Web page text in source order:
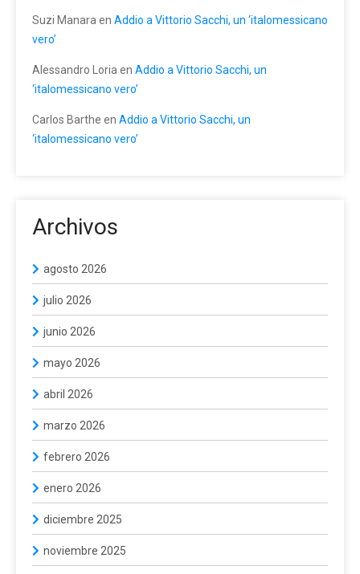
Suzi Manara en Addio a Vittorio Sacchi, un ‘italomessicano
vero’
Alessandro Loria en Addio a Vittorio Sacchi, un
‘italomessicano vero’
Carlos Barthe en Addio a Vittorio Sacchi, un
‘italomessicano vero’
Archivos
agosto 2026
julio 2026
junio 2026
mayo 2026
abril 2026
marzo 2026
febrero 2026
enero 2026
diciembre 2025
noviembre 2025